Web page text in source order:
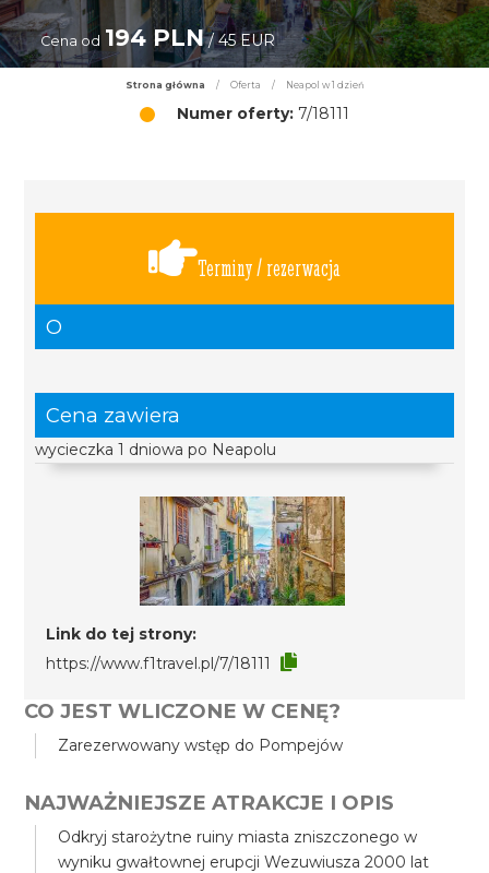
Cena od 194 PLN/ 45 EUR
Strona główna / Oferta / Neapol w 1 dzień
Numer oferty: 7/18111
Terminy / rezerwacja
O
Cena zawiera
wycieczka 1 dniowa po Neapolu
Link do tej strony:
https://www.f1travel.pl/7/18111
CO JEST WLICZONE W CENĘ?
Zarezerwowany wstęp do Pompejów
NAJWAŻNIEJSZE ATRAKCJE I OPIS
Odkryj starożytne ruiny miasta zniszczonego w
wyniku gwałtownej erupcji Wezuwiusza 2000 lat